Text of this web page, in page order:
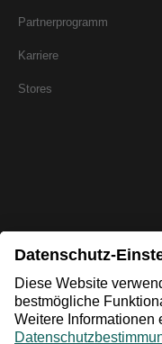
Partnerprogramm
Karriere
Stores